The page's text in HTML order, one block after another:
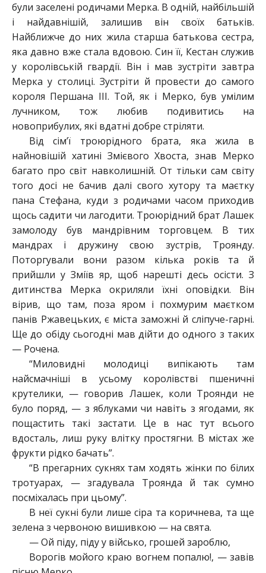
були заселені родичами Мерка. В одній, найбільшій
і найдавнішій, залишив він своїх батьків.
Найближче до них жила старша батькова сестра,
яка давно вже стала вдовою. Син її, Кестан служив
у королівській гвардії. Він і мав зустріти завтра
Мерка у столиці. Зустріти й провести до самого
короля Першана ІІІ. Той, як і Мерко, був умілим
лучником, тож любив подивитись на
новоприбулих, які вдатні добре стріляти.
Від сім’ї троюрідного брата, яка жила в
найновішій хатині Змієвого Хвоста, знав Мерко
багато про світ навколишній. От тільки сам світу
того досі не бачив далі свого хутору та маєтку
пана Стефана, куди з родичами часом приходив
щось садити чи лагодити. Троюрідний брат Лашек
замолоду був мандрівним торговцем. В тих
мандрах і дружину свою зустрів, Троянду.
Поторгували вони разом кілька років та й
прийшли у Зміїв яр, щоб нарешті десь осісти. З
дитинства Мерка окриляли їхні оповідки. Він
вірив, що там, поза яром і похмурим маєтком
панів Ржавецьких, є міста заможні й сліпуче-гарні.
Ще до обіду сьогодні мав дійти до одного з таких
— Рочена.
“Миловидні молодиці випікають там
найсмачніші в усьому королівстві пшеничні
крутелики, — говорив Лашек, коли Троянди не
було поряд, — з яблуками чи навіть з ягодами, як
пощастить такі застати. Це в нас тут всього
вдосталь, лиш руку влітку простягни. В містах же
фрукти рідко бачать”.
“В прегарних сукнях там ходять жінки по білих
тротуарах, — згадувала Троянда й так сумно
посміхалась при цьому”.
В неї сукні були лише сіра та коричнева, та ще
зелена з червоною вишивкою — на свята.
— Ой піду, піду у військо, грошей зароблю,
Ворогів мойого краю вогнем попалю!, — завів